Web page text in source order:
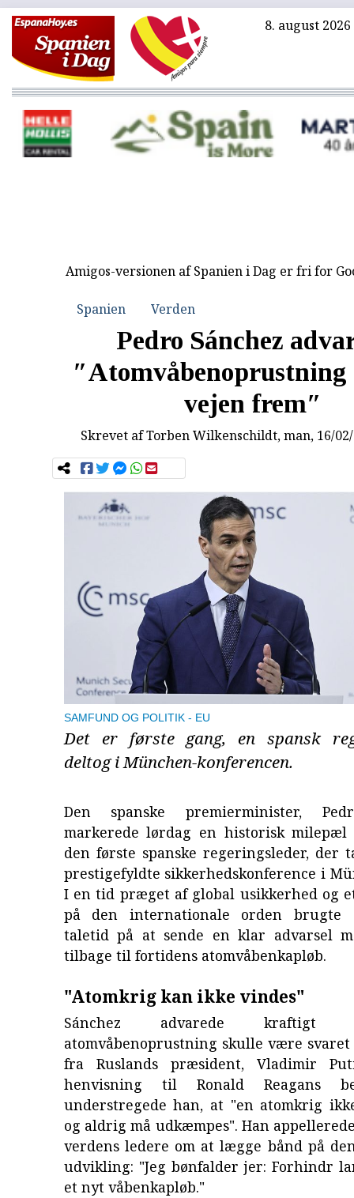
8. august 2026
Amigos-versionen af Spanien i Dag er fri for
Spanien Verden
Pedro Sánchez
vejen frem″
Skrevet afTorben Wilkenschildt, man, 16/
SAMFUND OG POLITIK EU
Det er første gang, en spansk
deltog i München-konferencen.
Den spanske premierminister,
markerede lørdag en historisk
den første spanske regeringsleder, der
prestigefyldte sikkerhedskonference i
I en tid præget af global usikkerhed og
på den internationale orden brugte
taletid på at sende en klar advarsel
tilbage til fortidens atomvåbenkapløb.
"Atomkrig kan ikke vindes"
Sánchez advarede
atomvåbenoprustning skulle være
fra Ruslands præsident, Vladimir
henvisning til Ronald Reagans
understregede han, at "en atomkrig
og aldrig må udkæmpes". Han
verdens ledere om at lægge bånd på
udvikling: "Jeg bønfalder jer: Forhindr
et nyt våbenkapløb."